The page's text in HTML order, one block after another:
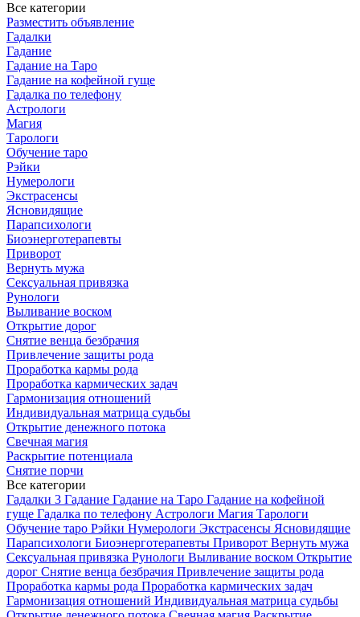
Все категории
Разместить объявление
Гадалки
Гадание
Гадание на Таро
Гадание на кофейной гуще
Гадалка по телефону
Астрологи
Магия
Тарологи
Обучение таро
Рэйки
Нумерологи
Экстрасенсы
Ясновидящие
Парапсихологи
Биоэнерготерапевты
Приворот
Вернуть мужа
Сексуальная привязка
Рунологи
Выливание воском
Открытие дорог
Снятие венца безбрачия
Привлечение защиты рода
Проработка кармы рода
Проработка кармических задач
Гармонизация отношений
Индивидуальная матрица судьбы
Открытие денежного потока
Свечная магия
Раскрытие потенциала
Снятие порчи
Все категории
Гадалки 3 Гадание Гадание на Таро Гадание на кофейной
гуще Гадалка по телефону Астрологи Магия Тарологи
Обучение таро Рэйки Нумерологи Экстрасенсы Ясновидящие
Парапсихологи Биоэнерготерапевты Приворот Вернуть мужа
Сексуальная привязка Рунологи Выливание воском Открытие
дорог Снятие венца безбрачия Привлечение защиты рода
Проработка кармы рода Проработка кармических задач
Гармонизация отношений Индивидуальная матрица судьбы